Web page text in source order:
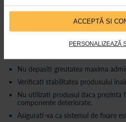
ACCEPTĂ SI
PERSONALIZEAZĂ
Verificati periodic sistemul de
componentelor.
Depozitati produsul in spatiu uscat
este utilizat.
Nu depasiti greutatea maxima
Verificati stabilitatea produsului
Nu utilizati produsul daca prezinta
componente deteriorate.
Asigurati-va ca sistemul de fixare